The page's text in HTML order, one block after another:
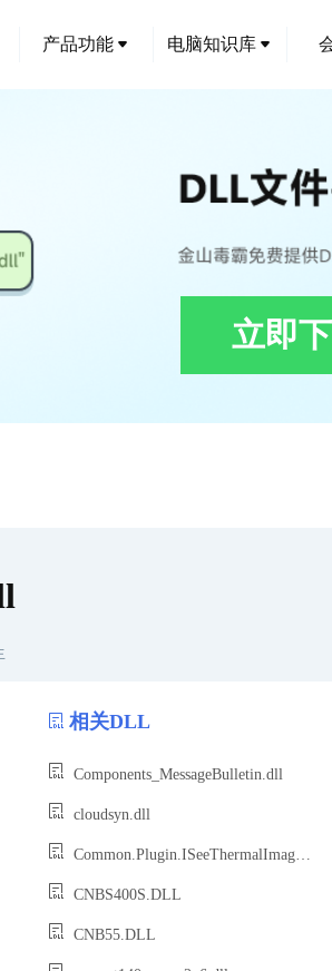
产品功能 电脑知识库
立即
修复
相关DLL
Components_MessageBulletin.dll
cloudsyn.dll
Common.Plugin.ISeeThermalImageLabelPlugin.dll
CNBS400S.DLL
CNB55.DLL